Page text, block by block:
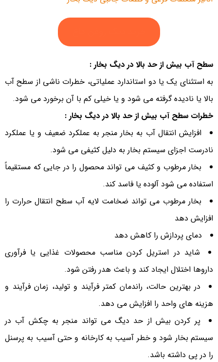
سطح آب بیش از حد بالا در دیگ بخار :
به استثنای یک یا دو استاندارد عملیاتی، خطرات ناشی از سطح آب
بالا یا نادیده گرفته می شود و یا خیلی کم با آن برخورد می شود.
خطرات سطح آب بیش از حد بالا در دیگ بخار :
افزایش انتقال آب به بخار منجر به عملکرد ضعیف و یا عملکرد
نادرست اجزای سیستم بخار به دلیل کثیفی می شود.
بخار مرطوب و کثیف می تواند محصول را در جایی که مستقیماً
استفاده می شود آلوده یا فاسد کند.
بخار مرطوب می تواند ضخامت لایه آب سطح انتقال حرارت را
افزایش دهد
دمای پردازش را کاهش دهد
شاید در استریل کردن مناسب محصولات غذایی یا فرآوری
داروها اختلال ایجاد کند و باعث هدر رفتن شود.
در بهترین حالت، راندمان کمتر فرآیند و تولید، زمان فرآیند و
هزینه های واحد را افزایش می دهد.
پر کردن بیش از حد دیگ می تواند منجر به چکش آب در
سیستم بخار شود و خطر آسیب به کارخانه و حتی آسیب به پرسنل
را در پی داشته باشد.